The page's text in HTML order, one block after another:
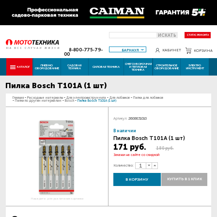
ИСКАТЬ СТАТУС РЕМОНТА
8-800-775-79-
00
БАРНАУЛ КАБИНЕТ КОРЗИНА
КАТАЛОГ ПНЕВМО
ОБОРУДОВАНИЕ
САДОВАЯ
ТЕХНИКА СИЛОВАЯ ТЕХНИКА
СНЕГОУБОРОЧНАЯ
И ТЕПЛОВАЯ
ТЕХНИКА
СТРОИТЕЛЬНОЕ
ОБОРУДОВАНИЕ
ЭЛЕКТРО
ИНСТРУМЕНТ
Пилка Bosch Т101А (1 шт)
Главная - Расходные материалы - Для электроинструмента - Для лобзиков - Пилки для лобзиков
- Пилки по другим материалам - Bosch - Пилка Bosch Т101А (1 шт)
Наведите для увеличения картинки
Артикул: 2608631010
В наличии
Пилка Bosch Т101А (1 шт)
171 руб. 180 руб.
Закажи на сайте со скидкой
Количество:
В КОРЗИНУ КУПИТЬ В 1 КЛИК